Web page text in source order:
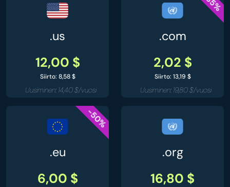
.us
12,00 $
Siirto: 8,58 $
Uusiminen: 14,40 $/vuosi
.com
2,02 $
Siirto: 13,19 $
Uusiminen: 19,80 $/vuosi
-50%
.eu
6,00 $
.org
16,80 $